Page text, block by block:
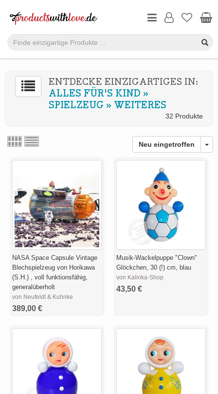
ENTDECKE EINZIGARTIGES IN:
ALLES FÜR'S KIND »
SPIELZEUG » WEITERES
32 Produkte
Neu eingetroffen
NASA Space Capsule Vintage
Blechspielzeug von Horikawa
(S.H.) , voll funktionsfähig,
generalüberholt
von Neufeldt & Kuhnke
389,00 €
Musik-Wackelpuppe "Clown"
Glöckchen, 30 (!) cm, blau
von Kalinka-Shop
43,50 €